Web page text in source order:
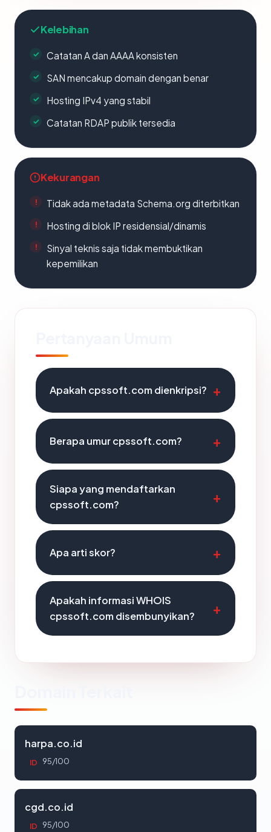
Kelebihan
Catatan A dan AAAA konsisten
SAN mencakup domain dengan benar
Hosting IPv4 yang stabil
Catatan RDAP publik tersedia
Kekurangan
Tidak ada metadata Schema.org diterbitkan
Hosting di blok IP residensial/dinamis
Sinyal teknis saja tidak membuktikan
kepemilikan
Apakah cpssoft.com dienkripsi?
Berapa umur cpssoft.com?
Siapa yang mendaftarkan
cpssoft.com?
Apa arti skor?
Apakah informasi WHOIS
cpssoft.com disembunyikan?
harpa.co.id
ID 95/100
cgd.co.id
ID 95/100